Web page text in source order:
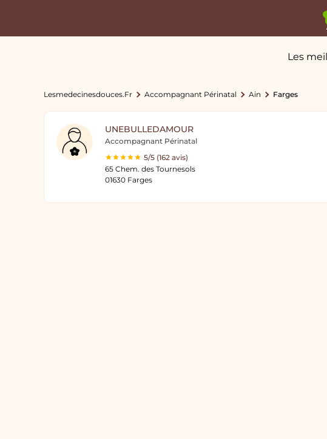
Les
Lesmedecinesdouces.fr Accompagnant Périnatal Ain Farges
UNEBULLEDAMOUR
Accompagnant Périnatal
5/5 (162 avis)
65 Chem. des Tournesols
01630 Farges